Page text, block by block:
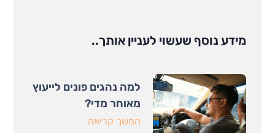
מידע נוסף שעשוי לעניין אותך..
למה נהגים פונים לייעוץ
מאוחר מדי?
המשך קריאה